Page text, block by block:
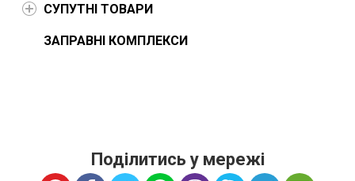
СУПУТНІ ТОВАРИ
ЗАПРАВНІ КОМПЛЕКСИ
Поділитись у мережі